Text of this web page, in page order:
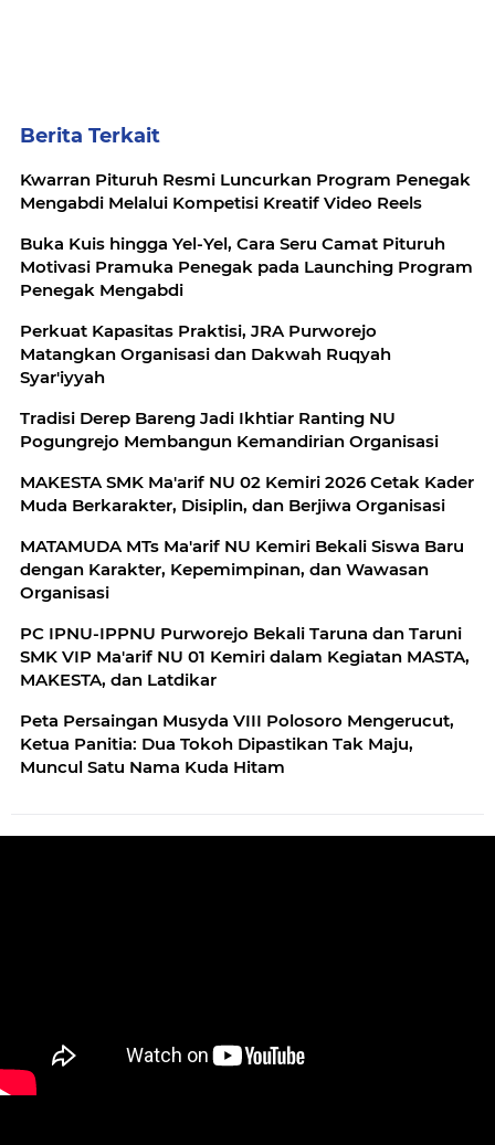
Berita Terkait
Kwarran Pituruh Resmi Luncurkan Program Penegak
Mengabdi Melalui Kompetisi Kreatif Video Reels
Buka Kuis hingga Yel-Yel, Cara Seru Camat Pituruh
Motivasi Pramuka Penegak pada Launching Program
Penegak Mengabdi
Perkuat Kapasitas Praktisi, JRA Purworejo
Matangkan Organisasi dan Dakwah Ruqyah
Syar'iyyah
Tradisi Derep Bareng Jadi Ikhtiar Ranting NU
Pogungrejo Membangun Kemandirian Organisasi
MAKESTA SMK Ma'arif NU 02 Kemiri 2026 Cetak Kader
Muda Berkarakter, Disiplin, dan Berjiwa Organisasi
MATAMUDA MTs Ma'arif NU Kemiri Bekali Siswa Baru
dengan Karakter, Kepemimpinan, dan Wawasan
Organisasi
PC IPNU-IPPNU Purworejo Bekali Taruna dan Taruni
SMK VIP Ma'arif NU 01 Kemiri dalam Kegiatan MASTA,
MAKESTA, dan Latdikar
Peta Persaingan Musyda VIII Polosoro Mengerucut,
Ketua Panitia: Dua Tokoh Dipastikan Tak Maju,
Muncul Satu Nama Kuda Hitam